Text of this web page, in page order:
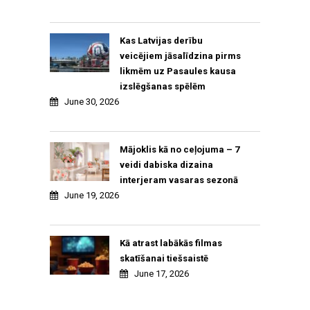
Kas Latvijas derību
veicējiem jāsalīdzina pirms
likmēm uz Pasaules kausa
izslēgšanas spēlēm
June 30, 2026
Mājoklis kā no ceļojuma – 7
veidi dabiska dizaina
interjeram vasaras sezonā
June 19, 2026
Kā atrast labākās filmas
skatīšanai tiešsaistē
June 17, 2026